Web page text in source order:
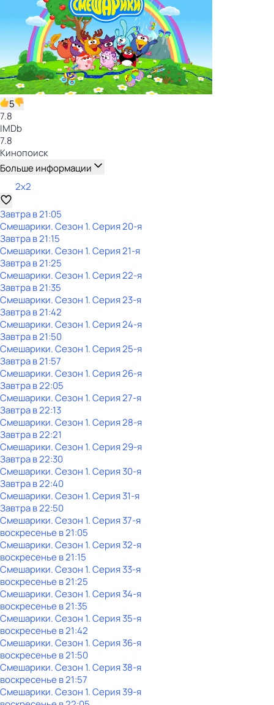
5
7.8
IMDb
7.8
Кинопоиск
Больше информации
2x2
Завтра в 21:05
Смешарики. Сезон 1. Серия 20-я
Завтра в 21:15
Смешарики. Сезон 1. Серия 21-я
Завтра в 21:25
Смешарики. Сезон 1. Серия 22-я
Завтра в 21:35
Смешарики. Сезон 1. Серия 23-я
Завтра в 21:42
Смешарики. Сезон 1. Серия 24-я
Завтра в 21:50
Смешарики. Сезон 1. Серия 25-я
Завтра в 21:57
Смешарики. Сезон 1. Серия 26-я
Завтра в 22:05
Смешарики. Сезон 1. Серия 27-я
Завтра в 22:13
Смешарики. Сезон 1. Серия 28-я
Завтра в 22:21
Смешарики. Сезон 1. Серия 29-я
Завтра в 22:30
Смешарики. Сезон 1. Серия 30-я
Завтра в 22:40
Смешарики. Сезон 1. Серия 31-я
Завтра в 22:50
Смешарики. Сезон 1. Серия 37-я
воскресенье в21:05
Смешарики. Сезон 1. Серия 32-я
воскресенье в21:15
Смешарики. Сезон 1. Серия 33-я
воскресенье в21:25
Смешарики. Сезон 1. Серия 34-я
воскресенье в21:35
Смешарики. Сезон 1. Серия 35-я
воскресенье в21:42
Смешарики. Сезон 1. Серия 36-я
воскресенье в21:50
Смешарики. Сезон 1. Серия 38-я
воскресенье в21:57
Смешарики. Сезон 1. Серия 39-я